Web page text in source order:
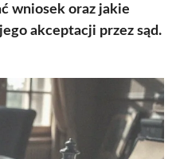
wniosek oraz jakie
akceptacji przez sąd.